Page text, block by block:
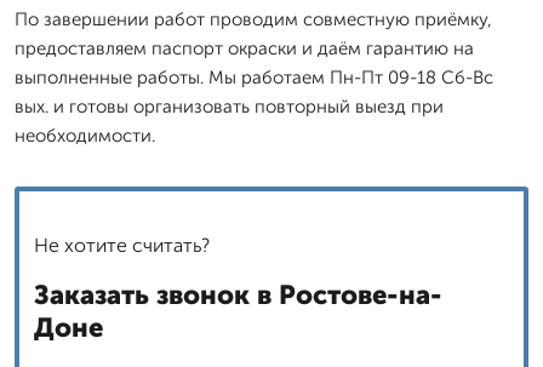
По завершении работ проводим совместную приёмку,
предоставляем паспорт окраски и даём гарантию на
выполненные работы. Мы работаем Пн-Пт 09-18 Сб-Вс
вых. и готовы организовать повторный выезд при
необходимости.
Не хотите считать?
Заказать звонок в Ростове-на-
Доне